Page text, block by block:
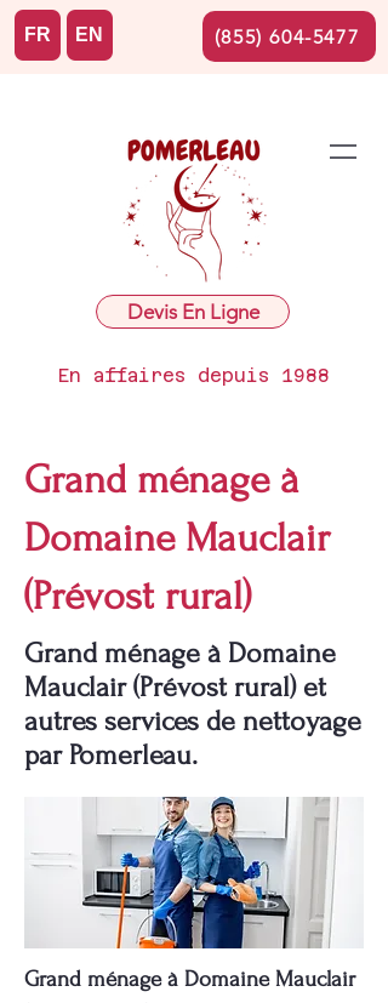
Devis En Ligne
En affaires depuis 1988
FR EN (855) 604-5477
Grand ménage à
Domaine Mauclair
(Prévost rural)
Grand ménage à Domaine
Mauclair (Prévost rural) et
autres services de nettoyage
par Pomerleau.
Grand ménage à Domaine Mauclair